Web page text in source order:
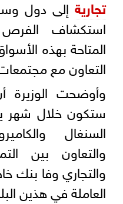
تجاريةإلى دول
استكشاف الفرص
المتاحة بهذه
التعاون مع
وأوضحت الوزيرة
ستكون خلال شهر
السنغال
والتعاون بين
والتجاري وفا بنك
العاملة في هذين